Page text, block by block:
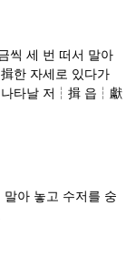
씩 세 번 떠서 말아
한 자세로 있다가
나타날 저┆揖 읍┆獻
아 놓고 수저를 숭